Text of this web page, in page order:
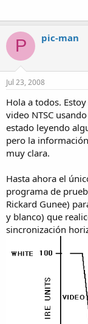
P pic-man
Jul 23, 2008
Hola a todos.
video NTSC
estado leyendo
pero la
muy clara.
Hasta ahora el
programa de
Rickard Gunee)
y blanco) que
sincronización